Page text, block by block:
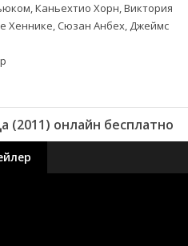
Каньехтио Хорн, Виктория
Хеннике, Сюзан Анбех, Джеймс
(2011) онлайн бесплатно